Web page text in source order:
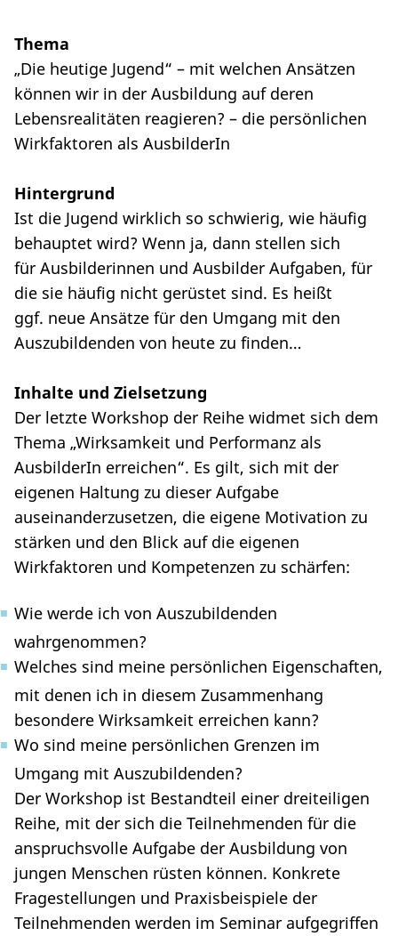
Thema
„Die heutige Jugend“ – mit welchen Ansätzen
können wir in der Ausbildung auf deren
Lebensrealitäten reagieren? – die persönlichen
Wirkfaktoren als AusbilderIn
Hintergrund
Ist die Jugend wirklich so schwierig, wie häufig
behauptet wird? Wenn ja, dann stellen sich
für Ausbilderinnen und Ausbilder Aufgaben, für
die sie häufig nicht gerüstet sind. Es heißt
ggf. neue Ansätze für den Umgang mit den
Auszubildenden von heute zu finden…
Inhalte und Zielsetzung
Der letzte Workshop der Reihe widmet sich dem
Thema „Wirksamkeit und Performanz als
AusbilderIn erreichen“. Es gilt, sich mit der
eigenen Haltung zu dieser Aufgabe
auseinanderzusetzen, die eigene Motivation zu
stärken und den Blick auf die eigenen
Wirkfaktoren und Kompetenzen zu schärfen:
Wie werde ich von Auszubildenden
wahrgenommen?
Welches sind meine persönlichen Eigenschaften,
mit denen ich in diesem Zusammenhang
besondere Wirksamkeit erreichen kann?
Wo sind meine persönlichen Grenzen im
Umgang mit Auszubildenden?
Der Workshop ist Bestandteil einer dreiteiligen
Reihe, mit der sich die Teilnehmenden für die
anspruchsvolle Aufgabe der Ausbildung von
jungen Menschen rüsten können. Konkrete
Fragestellungen und Praxisbeispiele der
Teilnehmenden werden im Seminar aufgegriffen